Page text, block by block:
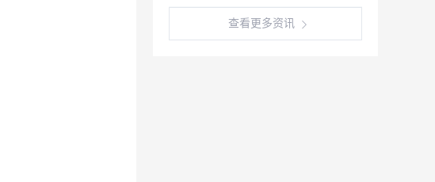
查看更多资讯